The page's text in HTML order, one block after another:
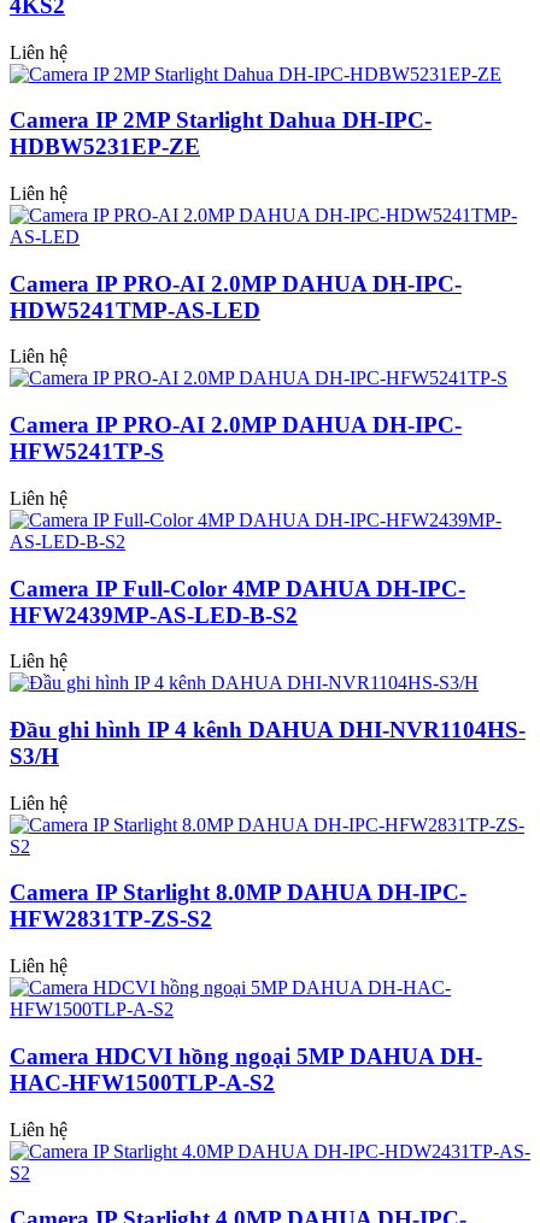
4KS2
Liên hệ
Camera IP 2MP Starlight Dahua DH-IPC-
HDBW5231EP-ZE
Liên hệ
Camera IP PRO-AI 2.0MP DAHUA DH-IPC-
HDW5241TMP-AS-LED
Liên hệ
Camera IP PRO-AI 2.0MP DAHUA DH-IPC-
HFW5241TP-S
Liên hệ
Camera IP Full-Color 4MP DAHUA DH-IPC-
HFW2439MP-AS-LED-B-S2
Liên hệ
Đầu ghi hình IP 4 kênh DAHUA DHI-NVR1104HS-
S3/H
Liên hệ
Camera IP Starlight 8.0MP DAHUA DH-IPC-
HFW2831TP-ZS-S2
Liên hệ
Camera HDCVI hồng ngoại 5MP DAHUA DH-
HAC-HFW1500TLP-A-S2
Liên hệ